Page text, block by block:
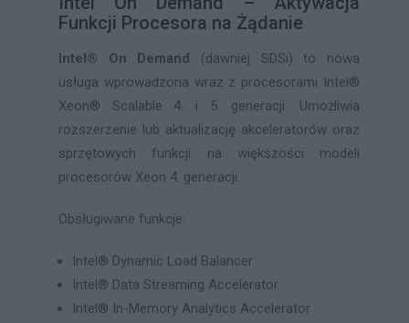
Funkcji Procesora na Żądanie
Intel® On Demand
(dawniej SDSi) to nowa
usługa wprowadzona wraz z procesorami Intel®
Xeon® Scalable 4. i 5. generacji. Umożliwia
rozszerzenie lub aktualizację akceleratorów oraz
sprzętowych funkcji na większości modeli
procesorów Xeon 4. generacji.
Obsługiwane funkcje:
Intel® Dynamic Load Balancer
Intel® Data Streaming Accelerator
Intel® In-Memory Analytics Accelerator